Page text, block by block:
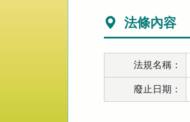
法條內容
法規名稱：
廢止日期：